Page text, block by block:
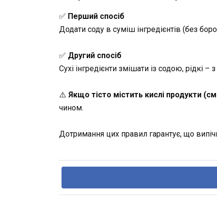
✅ Перший спосіб
Додати соду в суміш інгредієнтів (без
✅ Другий спосіб
Сухі інгредієнти змішати із содою, рідкі
⚠️ Якщо тісто містить кислі продукти
чином.
Дотримання цих правил гарантує, що